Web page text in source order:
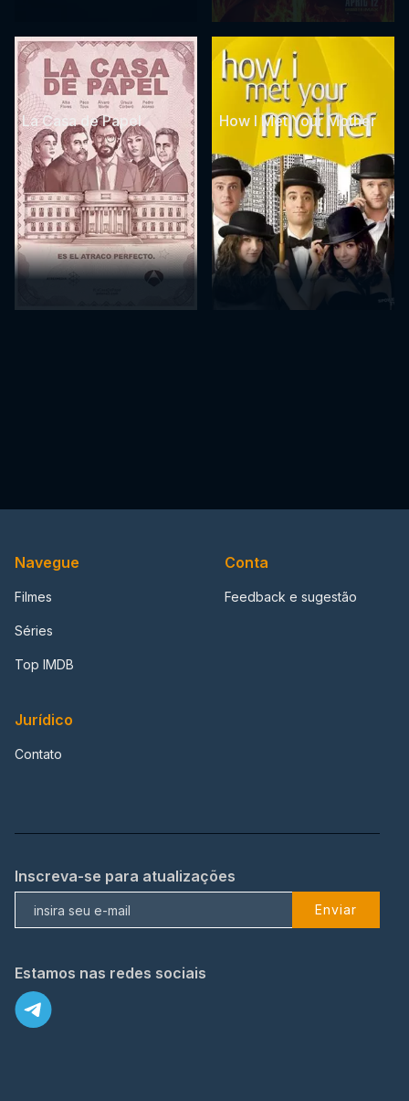
La Casa de Papel How I Met Your Mother
Navegue
Filmes
Séries
Top IMDB
Conta
Feedback e sugestão
Jurídico
Contato
Inscreva-se para atualizações
Enviar
Estamos nas redes sociais